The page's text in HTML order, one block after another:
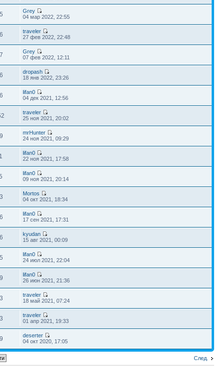
Grey
04 мар 2022, 22:55
traveler
27 фев 2022, 22:48
Grey
07 фев 2022, 12:11
dropash
18 янв 2022, 23:26
lifan0
04 дек 2021, 12:56
traveler
25 ноя 2021, 20:02
mrHunter
24 ноя 2021, 09:29
lifan0
22 ноя 2021, 17:58
lifan0
09 ноя 2021, 20:14
Mortos
04 окт 2021, 18:34
lifan0
17 сен 2021, 17:31
kyudan
15 авг 2021, 00:09
lifan0
24 июл 2021, 22:04
lifan0
26 июн 2021, 21:36
traveler
18 май 2021, 07:24
traveler
01 апр 2021, 19:33
deserter
04 окт 2020, 17:05
След.